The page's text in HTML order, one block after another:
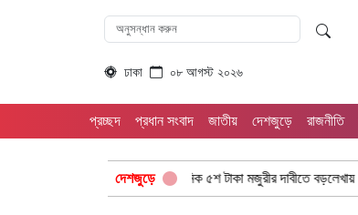
ঢাকা ০৮ আগস্ট ২০২৬
প্রচ্ছদ প্রধান সংবাদ জাতীয় দেশজুড়ে রাজনীতি
দেশজুড়ে
দৈনিক ৫শ টাকা মজুরীর দাবীতে বড়লেখায় চা শ্রমিকদের গণবিক্ষোভ